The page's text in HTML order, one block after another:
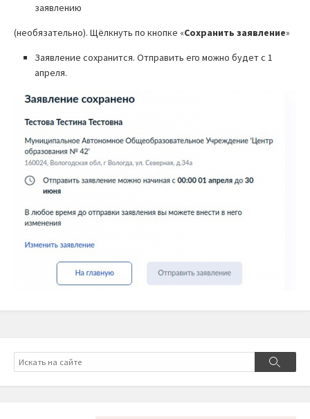
заявлению
(необязательно). Щёлкнуть по кнопке «Сохранить заявление»
Заявление сохранится. Отправить его можно будет с 1
апреля.
Поиск
Поиск